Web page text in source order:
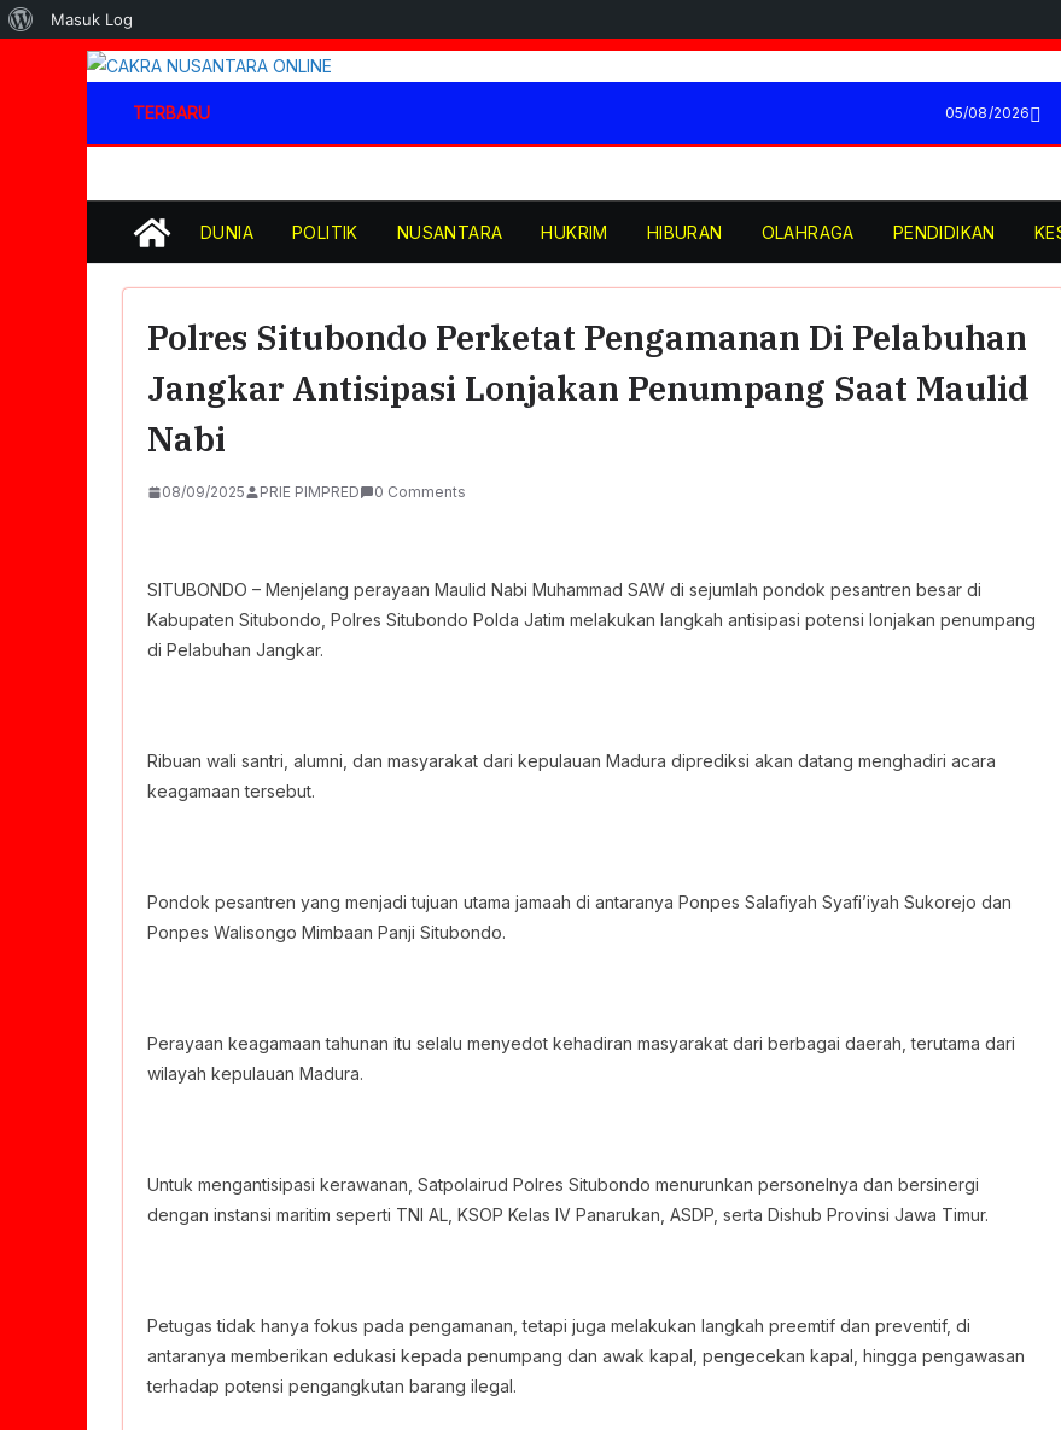
Tentang
WordPress
Masuk Log
Skip
content
TERBARU 05/08/2026
DUNIA POLITIK NUSANTARA HUKRIM HIBURAN OLAHRAGA PENDIDIKAN
Polres Situbondo Perketat Pengamanan Di Pelabuhan
Jangkar Antisipasi Lonjakan Penumpang Saat Maulid
Nabi
08/09/2025 PRIE PIMPRED 0 Comments
SITUBONDO – Menjelang perayaan Maulid Nabi Muhammad SAW di sejumlah pondok pesantren besar di
Kabupaten Situbondo, Polres Situbondo Polda Jatim melakukan langkah antisipasi potensi lonjakan penumpang
di Pelabuhan Jangkar.
Ribuan wali santri, alumni, dan masyarakat dari kepulauan Madura diprediksi akan datang menghadiri acara
keagamaan tersebut.
Pondok pesantren yang menjadi tujuan utama jamaah di antaranya Ponpes Salafiyah Syafi’iyah Sukorejo dan
Ponpes Walisongo Mimbaan Panji Situbondo.
Perayaan keagamaan tahunan itu selalu menyedot kehadiran masyarakat dari berbagai daerah, terutama dari
wilayah kepulauan Madura.
Untuk mengantisipasi kerawanan, Satpolairud Polres Situbondo menurunkan personelnya dan bersinergi
dengan instansi maritim seperti TNI AL, KSOP Kelas IV Panarukan, ASDP, serta Dishub Provinsi Jawa Timur.
Petugas tidak hanya fokus pada pengamanan, tetapi juga melakukan langkah preemtif dan preventif, di
antaranya memberikan edukasi kepada penumpang dan awak kapal, pengecekan kapal, hingga pengawasan
terhadap potensi pengangkutan barang ilegal.